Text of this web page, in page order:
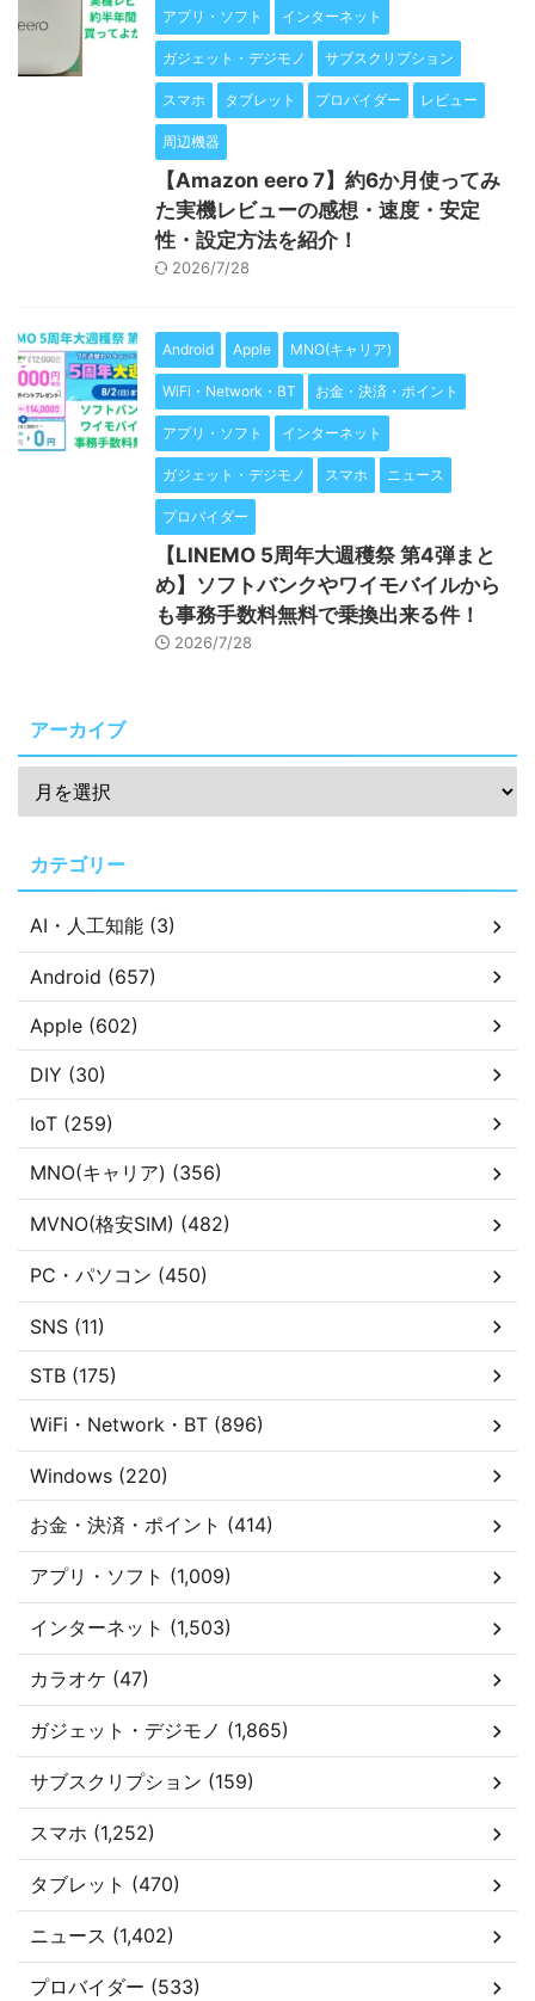
アプリ・ソフト インターネット
ガジェット・デジモノ サブスクリプション
スマホ タブレット プロバイダー レビュー
周辺機器
【Amazon eero 7】約6か月使ってみ
た実機レビューの感想・速度・安定
性・設定方法を紹介！
2026/7/28
Android Apple MNO(キャリア)
WiFi・Network・BT お金・決済・ポイント
アプリ・ソフト インターネット
ガジェット・デジモノ スマホ ニュース
プロバイダー
【LINEMO 5周年大週穫祭 第4弾まと
め】ソフトバンクやワイモバイルから
も事務手数料無料で乗換出来る件！
2026/7/28
アーカイブ
カテゴリー
AI・人工知能 (3)
Android (657)
Apple (602)
DIY (30)
IoT (259)
MNO(キャリア) (356)
MVNO(格安SIM) (482)
PC・パソコン (450)
SNS (11)
STB (175)
WiFi・Network・BT (896)
Windows (220)
お金・決済・ポイント (414)
アプリ・ソフト (1,009)
インターネット (1,503)
カラオケ (47)
ガジェット・デジモノ (1,865)
サブスクリプション (159)
スマホ (1,252)
タブレット (470)
ニュース (1,402)
プロバイダー (533)